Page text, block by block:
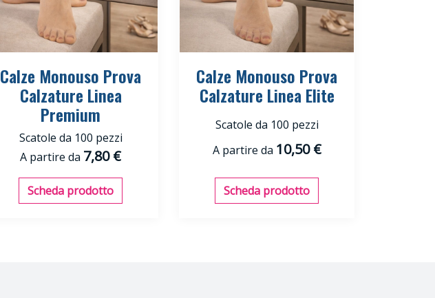
Calze Monouso Prova
Calzature Linea
Premium
Scatole da 100 pezzi
A partire da 7,80 €
Scheda prodotto
Calze Monouso Prova
Calzature Linea Elite
Scatole da 100 pezzi
A partire da 10,50 €
Scheda prodotto